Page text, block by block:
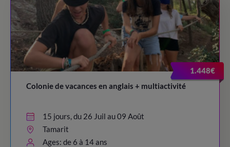
1.448€
Colonie de vacances en anglais + multiactivité
15 jours, du 26 Juil au 09 Août
Tamarit
Ages: de 6 à 14 ans